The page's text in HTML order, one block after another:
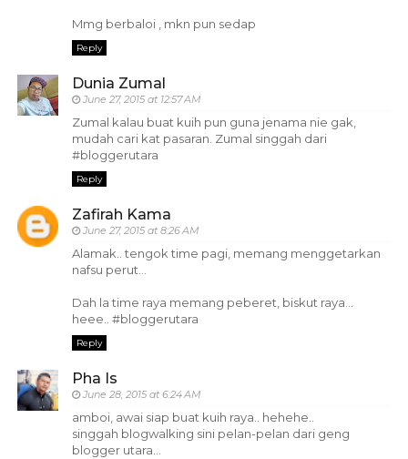
Mmg berbaloi , mkn pun sedap
Reply
Dunia Zumal
June 27, 2015 at 12:57 AM
Zumal kalau buat kuih pun guna jenama nie gak,
mudah cari kat pasaran. Zumal singgah dari
#bloggerutara
Reply
Zafirah Kama
June 27, 2015 at 8:26 AM
Alamak.. tengok time pagi, memang menggetarkan
nafsu perut...
Dah la time raya memang peberet, biskut raya...
heee.. #bloggerutara
Reply
Pha Is
June 28, 2015 at 6:24 AM
amboi, awai siap buat kuih raya.. hehehe..
singgah blogwalking sini pelan-pelan dari geng
blogger utara...